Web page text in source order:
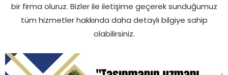
bir firma oluruz. Bizler ile iletişime geçerek sunduğumuz
tüm hizmetler hakkında daha detaylı bilgiye sahip
olabilirsiniz.